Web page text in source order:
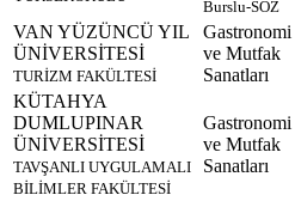
Burslu-SÖZ
VAN YÜZÜNCÜ YIL
ÜNİVERSİTESİ
TURİZM FAKÜLTESİ
Gastronomi
ve Mutfak
Sanatları
KÜTAHYA
DUMLUPINAR
ÜNİVERSİTESİ
TAVŞANLI UYGULAMALI
BİLİMLER FAKÜLTESİ
Gastronomi
ve Mutfak
Sanatları